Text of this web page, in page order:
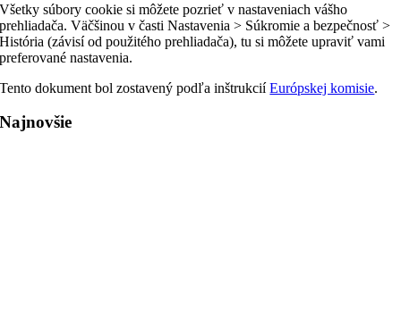
Všetky súbory cookie si môžete pozrieť v nastaveniach vášho
prehliadača. Väčšinou v časti Nastavenia > Súkromie a bezpečnosť >
História (závisí od použitého prehliadača), tu si môžete upraviť vami
preferované nastavenia.
Tento dokument bol zostavený podľa inštrukciíEurópskej komisie.
Najnovšie